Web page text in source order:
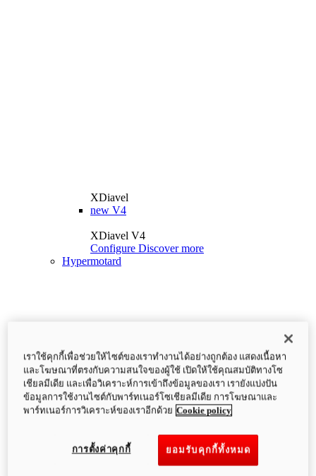
XDiavel
new V4
XDiavel V4
Configure Discover more
Hypermotard
เราใช้คุกกี้เพื่อช่วยให้ไซต์ของเราทำงานได้อย่างถูกต้อง แสดงเนื้อหา
และโฆษณาที่ตรงกับความสนใจของผู้ใช้ เปิดให้ใช้คุณสมบัติทางโซ
เชียลมีเดีย และเพื่อวิเคราะห์การเข้าถึงข้อมูลของเรา เรายังแบ่งปัน
ข้อมูลการใช้งานไซต์กับพาร์ทเนอร์โซเชียลมีเดีย การโฆษณาและ
พาร์ทเนอร์การวิเคราะห์ของเราอีกด้วย Cookie policy
ยอมรับคุกกี้ทั้งหมด
การตั้งค่าคุกกี้